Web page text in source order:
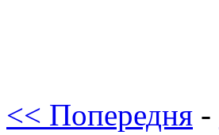
<< Попередня -